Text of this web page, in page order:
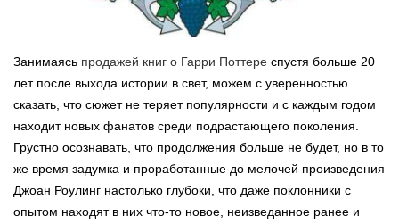
Занимаясь продажей книг о Гарри Поттере спустя больше 20
лет после выхода истории в свет, можем с уверенностью
сказать, что сюжет не теряет популярности и с каждым годом
находит новых фанатов среди подрастающего поколения.
Грустно осознавать, что продолжения больше не будет, но в то
же время задумка и проработанные до мелочей произведения
Джоан Роулинг настолько глубоки, что даже поклонники с
опытом находят в них что-то новое, неизведанное ранее и